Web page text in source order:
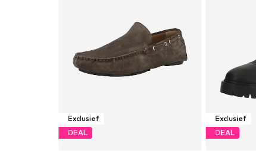
Exclusief
DEAL
Exclusief
DEAL